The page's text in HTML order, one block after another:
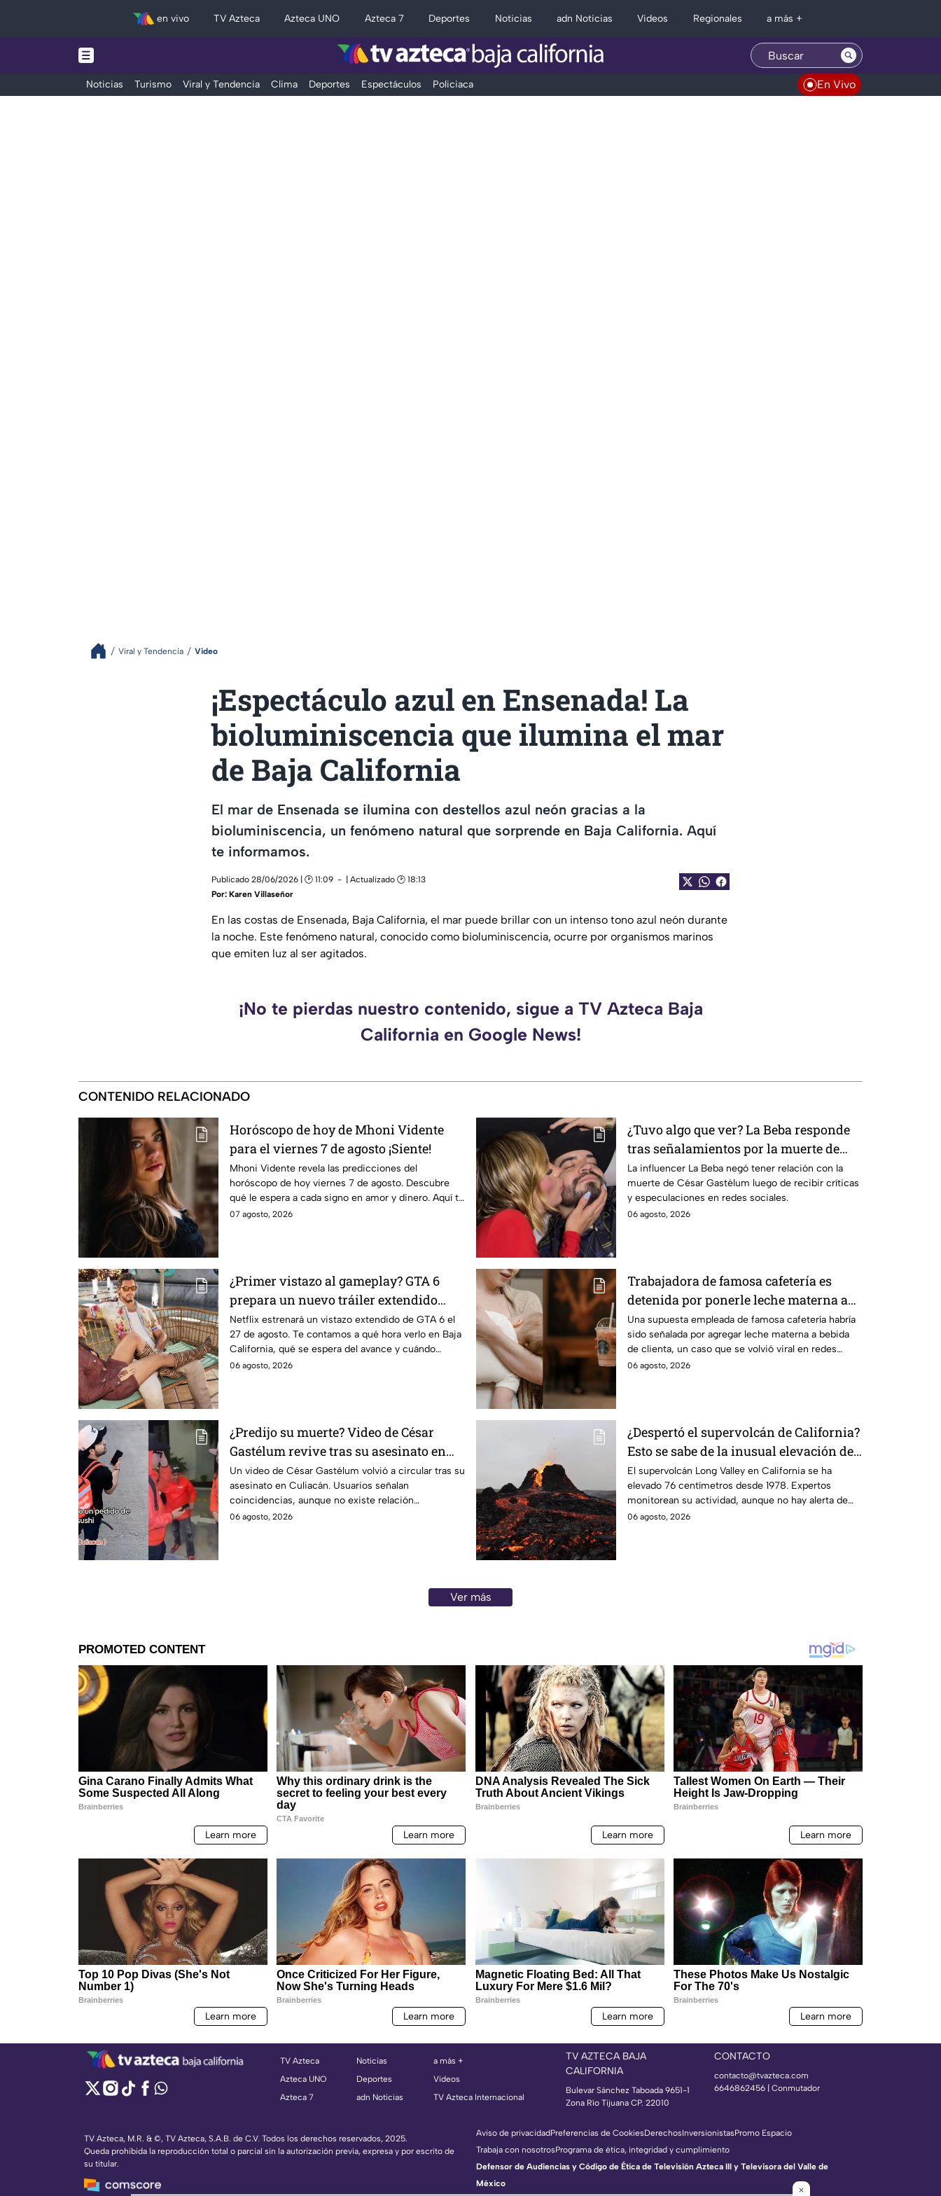
en vivo TV Azteca Azteca UNO Azteca 7 Deportes Noticias adn Noticias Videos Regionales a más +
Noticias Turismo Viral y Tendencia Clima Deportes Espectáculos Policiaca En Vivo
Viral y Tendencia Video
¡Espectáculo azul en Ensenada! La
bioluminiscencia que ilumina el mar
de Baja California
El mar de Ensenada se ilumina con destellos azul neón gracias a la
bioluminiscencia, un fenómeno natural que sorprende en Baja California. Aquí
te informamos.
Publicado 28/06/2026 | 🕑 11:09
| Actualizado 🕑 18:13
Por: Karen Villaseñor
En las costas de Ensenada, Baja California, el mar puede brillar con un intenso tono azul neón durante
la noche. Este fenómeno natural, conocido como bioluminiscencia, ocurre por organismos marinos
que emiten luz al ser agitados.
¡No te pierdas nuestro contenido, sigue a TV Azteca Baja
California en Google News!
CONTENIDO RELACIONADO
Horóscopo de hoy de Mhoni Vidente
para el viernes 7 de agosto ¡Siente!
Mhoni Vidente revela las predicciones del
horóscopo de hoy viernes 7 de agosto. Descubre
qué le espera a cada signo en amor y dinero. Aquí te
informamos.
07 agosto, 2026
¿Tuvo algo que ver? La Beba responde
tras señalamientos por la muerte de
César Gastélum
La influencer La Beba negó tener relación con la
muerte de César Gastélum luego de recibir críticas
y especulaciones en redes sociales.
06 agosto, 2026
¿Primer vistazo al gameplay? GTA 6
prepara un nuevo tráiler extendido
para sus fans en Netflix
Netflix estrenará un vistazo extendido de GTA 6 el
27 de agosto. Te contamos a qué hora verlo en Baja
California, qué se espera del avance y cuándo
llegará a YouTube.
06 agosto, 2026
Trabajadora de famosa cafetería es
detenida por ponerle leche materna a
bebida de una clienta que la trató mal
Una supuesta empleada de famosa cafetería habría
sido señalada por agregar leche materna a bebida
de clienta, un caso que se volvió viral en redes
sociales.
06 agosto, 2026
¿Predijo su muerte? Video de César
Gastélum revive tras su asesinato en
Culiacán
Un video de César Gastélum volvió a circular tras su
asesinato en Culiacán. Usuarios señalan
coincidencias, aunque no existe relación
confirmada con el crimen.
06 agosto, 2026
¿Despertó el supervolcán de California?
Esto se sabe de la inusual elevación de
Long Valley
El supervolcán Long Valley en California se ha
elevado 76 centímetros desde 1978. Expertos
monitorean su actividad, aunque no hay alerta de
erupción inmediata.
06 agosto, 2026
Ver más
TV Azteca
Azteca UNO
Azteca 7
Noticias
Deportes
adn Noticias
a más +
Videos
TV Azteca Internacional
TV AZTECA BAJA
CALIFORNIA
Bulevar Sánchez Taboada 9651-1
Zona Río Tijuana CP. 22010
CONTACTO
contacto@tvazteca.com
6646862456 | Conmutador
TV Azteca, M.R. & ©, TV Azteca, S.A.B. de C.V. Todos los derechos reservados, 2025.
Queda prohibida la reproducción total o parcial sin la autorización previa, expresa y por escrito de
su titular.
Aviso de privacidadPreferencias de CookiesDerechosInversionistasPromo Espacio
Trabaja con nosotrosPrograma de ética, integridad y cumplimiento
Defensor de Audiencias y Código de Ética de Televisión Azteca III y Televisora del Valle de
México